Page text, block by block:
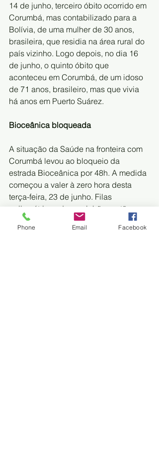
14 de junho, terceiro óbito ocorrido em
Corumbá, mas contabilizado para a
Bolívia, de uma mulher de 30 anos,
brasileira, que residia na área rural do
país vizinho. Logo depois, no dia 16
de junho, o quinto óbito que
aconteceu em Corumbá, de um idoso
de 71 anos, brasileiro, mas que vivia
há anos em Puerto Suárez.
Bioceânica bloqueada
A situação da Saúde na fronteira com
Corumbá levou ao bloqueio da
estrada Bioceânica por 48h. A medida
começou a valer à zero hora desta
terça-feira, 23 de junho. Filas
quilométricas de caminhões estão
aguardando para atravessar a fronteira
entre os dois países que está fechada
Phone Email Facebook